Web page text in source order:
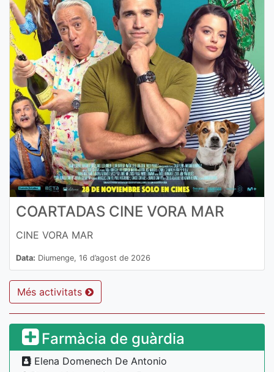
COARTADAS CINE VORA MAR
CINE VORA MAR
Data: Diumenge, 16 d’agost de 2026
Més activitats
Farmàcia de guàrdia
Elena Domenech De Antonio